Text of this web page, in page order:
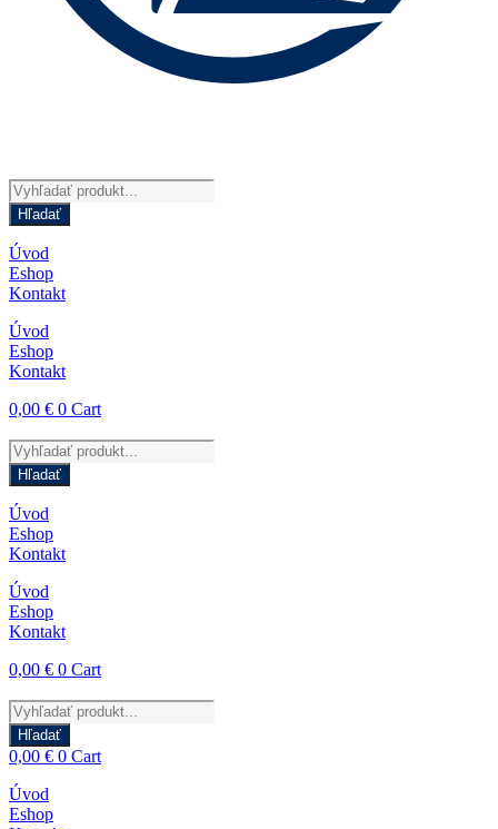
Products
search
Hľadať
Úvod
Eshop
Kontakt
Úvod
Eshop
Kontakt
0,00 € 0 Cart
Products
search
Hľadať
Úvod
Eshop
Kontakt
Úvod
Eshop
Kontakt
0,00 € 0 Cart
Products
search
Hľadať
0,00 € 0 Cart
Úvod
Eshop